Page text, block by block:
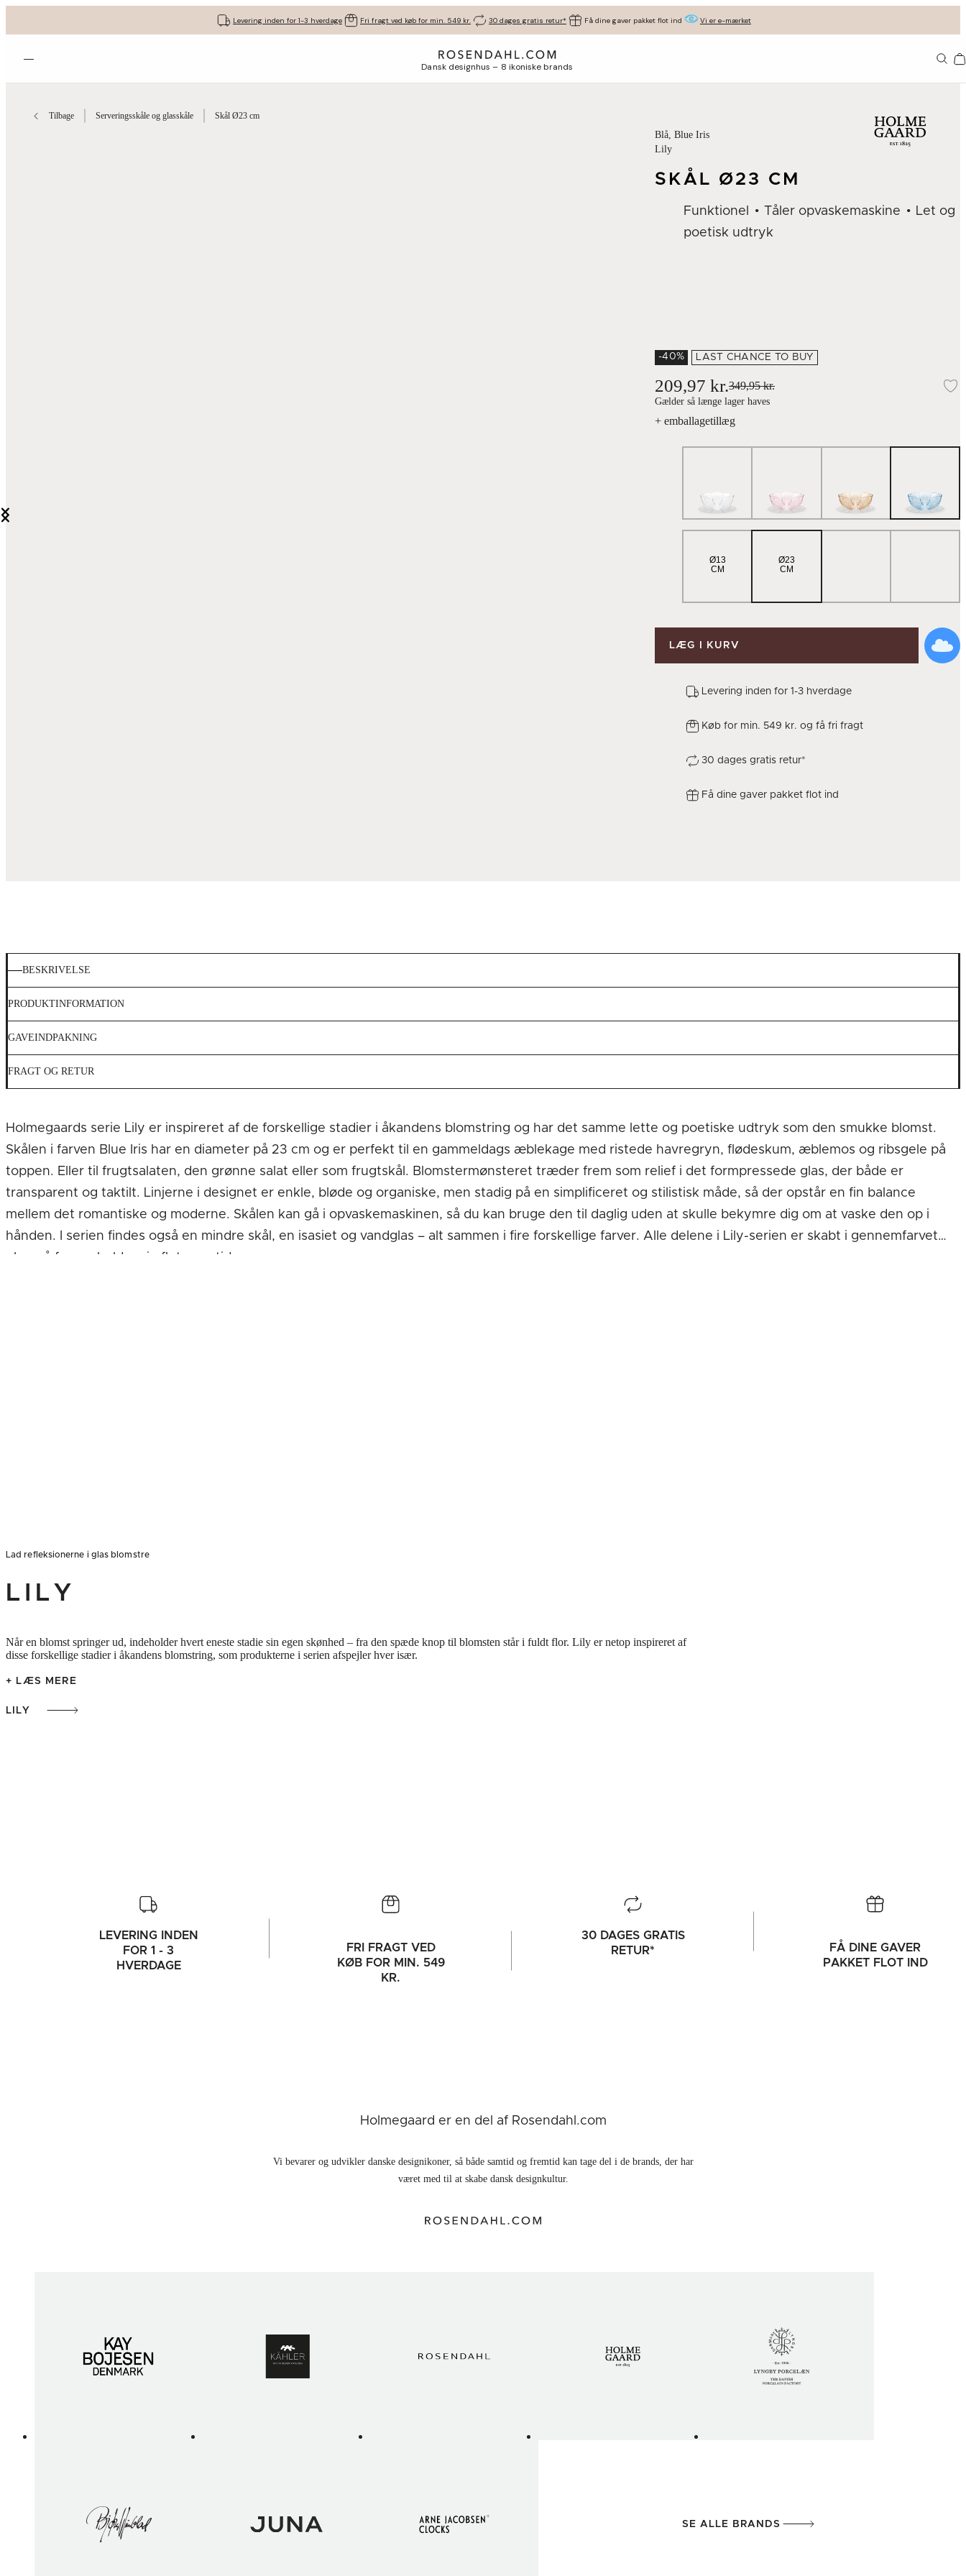
Levering inden for 1-3 hverdage Fri fragt ved køb for min. 549 kr. 30 dages gratis retur* Få dine gaver pakket flot ind Vi er e-mærket
Åbn menuen Dansk designhus – 8 ikoniske brands
Tilbage Serveringsskåle og glasskåle Skål Ø23 cm
Blå , Blue Iris
Lily
SKÅL Ø23 CM
Funktionel Tåler opvaskemaskine
Let og
poetisk udtryk
-40% LAST CHANCE TO BUY
209,97 kr.349,95 kr.
Gælder så længe lager haves
+ emballagetillæg
Ø13
CM
Ø23
CM
LÆG I KURV
Levering inden for 1-3 hverdage
Køb for min. 549 kr. og få fri fragt
30 dages gratis retur*
Få dine gaver pakket flot ind
BESKRIVELSE
PRODUKTINFORMATION
GAVEINDPAKNING
FRAGT OG RETUR
Holmegaards serie Lily er inspireret af de forskellige stadier i åkandens blomstring og har det samme lette og poetiske udtryk som den smukke blomst.
Skålen i farven Blue Iris har en diameter på 23 cm og er perfekt til en gammeldags æblekage med ristede havregryn, flødeskum, æblemos og ribsgele på
toppen. Eller til frugtsalaten, den grønne salat eller som frugtskål. Blomstermønsteret træder frem som relief i det formpressede glas, der både er
transparent og taktilt. Linjerne i designet er enkle, bløde og organiske, men stadig på en simplificeret og stilistisk måde, så der opstår en fin balance
mellem det romantiske og moderne. Skålen kan gå i opvaskemaskinen, så du kan bruge den til daglig uden at skulle bekymre dig om at vaske den op i
hånden. I serien findes også en mindre skål, en isasiet og vandglas – alt sammen i fire forskellige farver. Alle delene i Lily-serien er skabt i gennemfarvet
glas, så farven holder sig flot over tid.
Lad refleksionerne i glas blomstre
LILY
Når en blomst springer ud, indeholder hvert eneste stadie sin egen skønhed – fra den spæde knop til blomsten står i fuldt flor. Lily er netop inspireret af
disse forskellige stadier i åkandens blomstring, som produkterne i serien afspejler hver især.
+ LÆS MERE
LILY
LEVERING INDEN
FOR 1 - 3
HVERDAGE
FRI FRAGT VED
KØB FOR MIN. 549
KR.
30 DAGES GRATIS
RETUR*
FÅ DINE GAVER
PAKKET FLOT IND
Holmegaard er en del af Rosendahl.com
Vi bevarer og udvikler danske designikoner, så både samtid og fremtid kan tage del i de brands, der har
været med til at skabe dansk designkultur.
SE ALLE BRANDS